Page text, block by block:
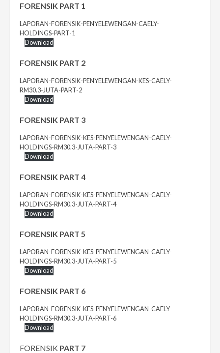
FORENSIK PART 1
LAPORAN-FORENSIK-PENYELEWENGAN-CAELY-
HOLDINGS-PART-1
Download
FORENSIK PART 2
LAPORAN-FORENSIK-PENYELEWENGAN-KES-CAELY-
RM30.3-JUTA-PART-2
Download
FORENSIK PART 3
LAPORAN-FORENSIK-KES-PENYELEWENGAN-CAELY-
HOLDINGS-RM30.3-JUTA-PART-3
Download
FORENSIK PART 4
LAPORAN-FORENSIK-KES-PENYELEWENGAN-CAELY-
HOLDINGS-RM30.3-JUTA-PART-4
Download
FORENSIK PART 5
LAPORAN-FORENSIK-KES-PENYELEWENGAN-CAELY-
HOLDINGS-RM30.3-JUTA-PART-5
Download
FORENSIK PART 6
LAPORAN-FORENSIK-KES-PENYELEWENGAN-CAELY-
HOLDINGS-RM30.3-JUTA-PART-6
Download
FORENSIK PART 7